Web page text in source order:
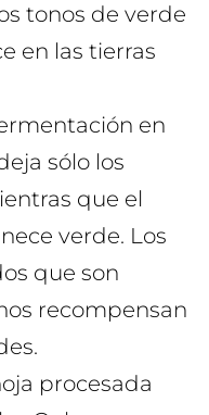
tonos de verde
en las tierras
en
sólo los
que el
verde. Los
que son
recompensan
procesada